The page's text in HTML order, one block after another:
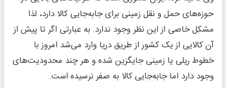
حوزه‌های حمل و نقل زمینی برای جابه‌جایی کالا دارد، لذا
مشکل خاصی از این نظر وجود ندارد. به عبارتی اگر تا پیش از
آن کالایی از یک کشور از طریق دریا وارد می‌شد امروز با
خطوط ریلی یا زمینی جایگزین شده و هر چند محدودیت‌های
وجود دارد اما جابه‌جایی کالا به صفر نرسیده است.